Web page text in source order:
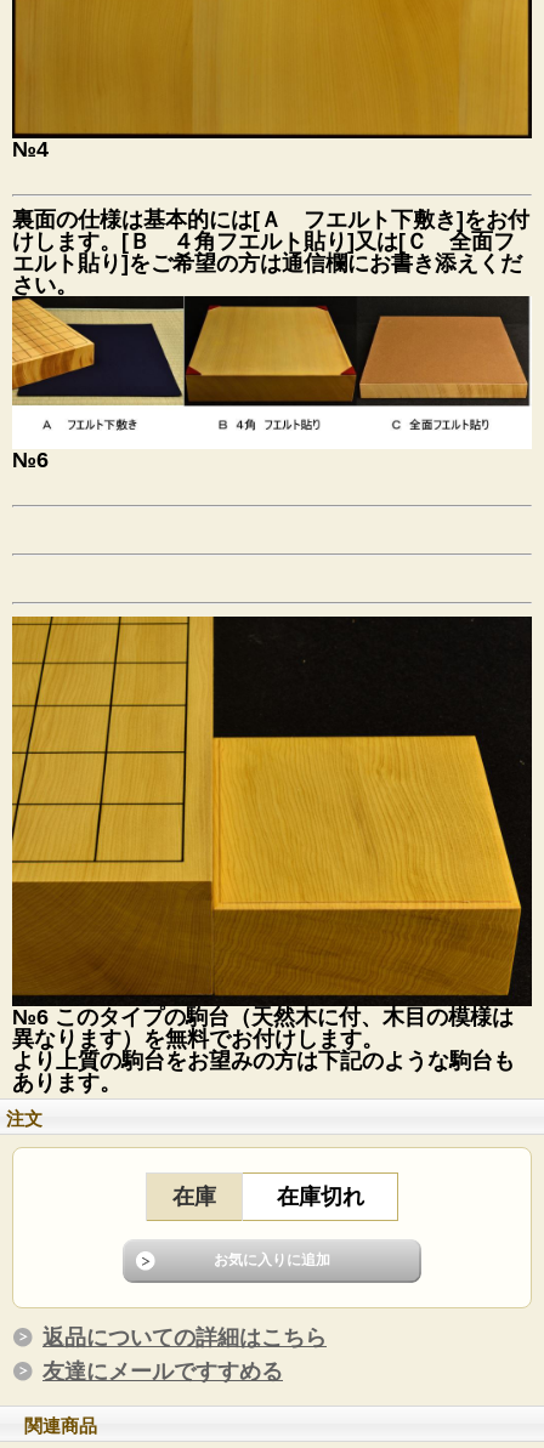
№4
裏面の仕様は基本的には[Ａ フエルト下敷き]をお付
けします。[Ｂ ４角フエルト貼り]又は[Ｃ 全面フ
エルト貼り]をご希望の方は通信欄にお書き添えくだ
さい。
№6
№6 このタイプの駒台（天然木に付、木目の模様は
異なります）を無料でお付けします。
より上質の駒台をお望みの方は下記のような駒台も
あります。
注文
在庫 在庫切れ
返品についての詳細はこちら
友達にメールですすめる
関連商品